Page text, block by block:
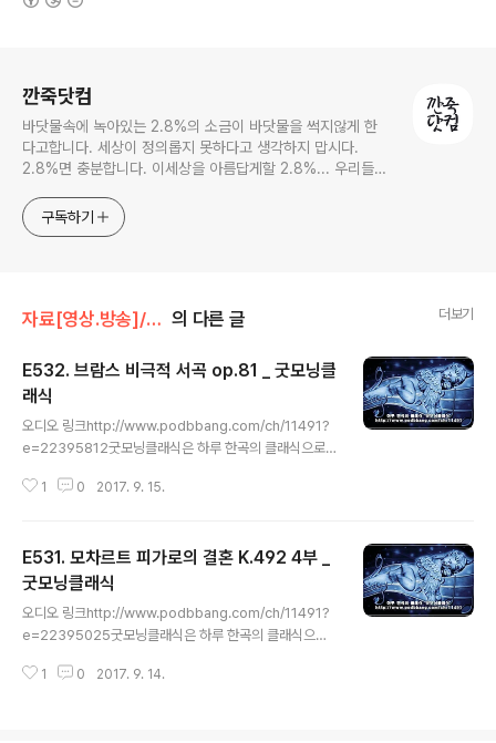
깐죽닷컴
바닷물속에 녹아있는 2.8%의 소금이 바닷물을 썩지않게 한
다고합니다. 세상이 정의롭지 못하다고 생각하지 맙시다.
2.8%면 충분합니다. 이세상을 아름답게할 2.8%... 우리들의
구독하기
자료[영상.방송]/굿모닝클래식 방송 의 다른 글 더보기
E532. 브람스 비극적 서곡 op.81 _ 굿모닝클
래식
오디오 링크http://www.podbbang.com/ch/11491?
e=22395812굿모닝클래식은 하루 한곡의 클래식으로
11491 상담전화 1544-1266 홈페이지 http://www.3
w.podbbang.com/ch/11690
1 0 2017. 9. 15.
E531. 모차르트 피가로의 결혼 K.492 4부 _
굿모닝클래식
오디오 링크http://www.podbbang.com/ch/11491?
e=22395025굿모닝클래식은 하루 한곡의 클래식으로
11491 상담전화 1544-1266 홈페이지 http://www.3
1 0 2017. 9. 14.